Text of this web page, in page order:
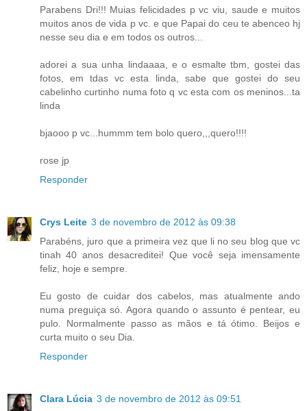
Parabens Dri!!! Muias felicidades p vc viu, saude e muitos
muitos anos de vida p vc. e que Papai do ceu te abenceo hj
nesse seu dia e em todos os outros...
adorei a sua unha lindaaaa, e o esmalte tbm, gostei das
fotos, em tdas vc esta linda, sabe que gostei do seu
cabelinho curtinho numa foto q vc esta com os meninos...ta
linda
bjaooo p vc...hummm tem bolo quero,,,quero!!!!
rose jp
Responder
Crys Leite 3 de novembro de 2012 às 09:38
Parabéns, juro que a primeira vez que li no seu blog que vc
tinah 40 anos desacreditei! Que você seja imensamente
feliz, hoje e sempre.
Eu gosto de cuidar dos cabelos, mas atualmente ando
numa preguiça só. Agora quando o assunto é pentear, eu
pulo. Normalmente passo as mãos e tá ótimo. Beijos e
curta muito o seu Dia.
Responder
Clara Lúcia 3 de novembro de 2012 às 09:51